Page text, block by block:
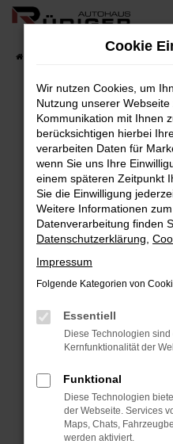
Zum
springen
Fehler:
Beim Laden ist ein
Hier sind ein paar
Überprüfe deine
Laden andere
Suchmaschine?
Prüfe deine
können das Laden
verhindern.
anderen Browser
Starte dein Gerät
Das kann manchmal
Probleme zu
Cookie
Wir nutzen Cookies, um
Nutzung unserer
Kommunikation mit Ihnen
berücksichtigen hierbei
verarbeiten Daten für
wenn Sie uns Ihre
einem späteren Zeitpunkt
Sie die Einwilligung
Weitere Informationen
Datenverarbeitung finden
Datenschutzerklärung
Impressum
Folgende Kategorien von
Essentiell
Diese Technologien
Kernfunktionalität der
Funktional
Diese Technologien
der Webseite. Services
Maps, Chats,
werden aktiviert.